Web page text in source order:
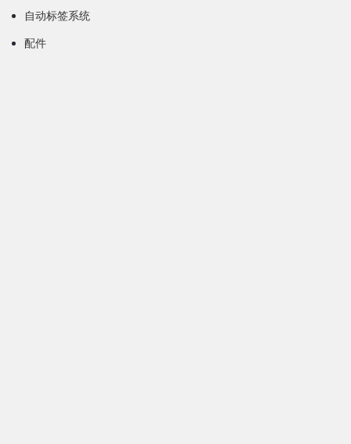
自动标签系统
配件